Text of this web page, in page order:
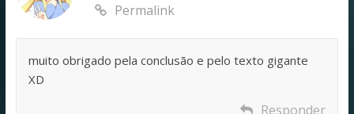
Permalink
muito obrigado pela conclusão e pelo texto gigante
XD
Responder